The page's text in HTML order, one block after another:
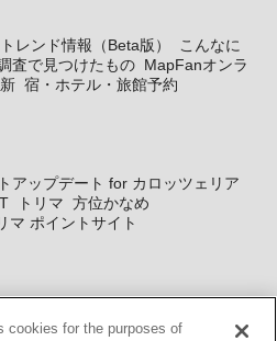
レンド情報（Beta版）
こんなに
査で見つけたもの MapFanオンラ
宿・ホテル・旅館予約
アップデート for カロッツェリア
トリマ 方位かなめ
マ ポイントサイト
ビス WEBサイト・システム向け地
cookies for the purposes of